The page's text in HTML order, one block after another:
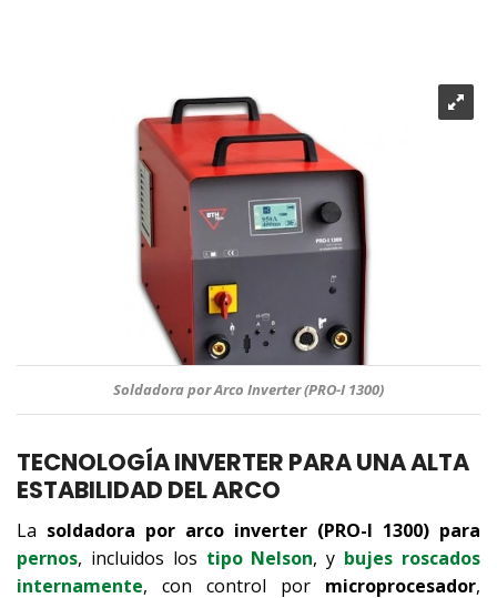
Soldadora por Arco Inverter (PRO-I 1300)
TECNOLOGÍA INVERTER PARA UNA ALTA
ESTABILIDAD DEL ARCO
La soldadora por arco inverter (PRO-I 1300) para
pernos, incluidos los tipo Nelson, y bujes roscados
internamente, con control por microprocesador,